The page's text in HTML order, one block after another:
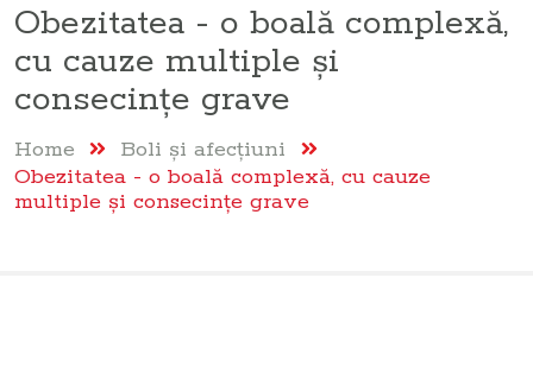
Obezitatea - o boală complexă,
cu cauze multiple și
consecințe grave
Home
Boli şi afecţiuni
Obezitatea - o boală complexă, cu cauze
multiple și consecințe grave